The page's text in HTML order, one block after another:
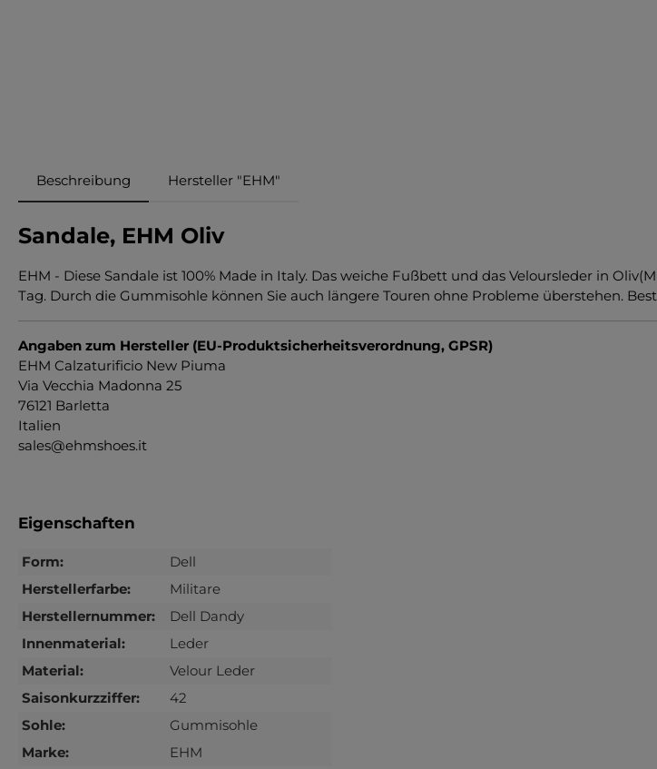
Beschreibung Hersteller "EHM"
Sandale, EHM Oliv
EHM - Diese Sandale ist 100% Made in Italy. Das weiche Fußbett und das Veloursleder in
Tag. Durch die Gummisohle können Sie auch längere Touren ohne Probleme überstehen.
Angaben zum Hersteller (EU-Produktsicherheitsverordnung, GPSR)
EHM Calzaturificio New Piuma
Via Vecchia Madonna 25
76121 Barletta
Italien
sales@ehmshoes.it
Eigenschaften
Form:
Dell
Herstellerfarbe:
Militare
Herstellernummer:
Dell Dandy
Innenmaterial:
Leder
Material:
Velour Leder
Saisonkurzziffer:
42
Sohle:
Gummisohle
Marke:
EHM